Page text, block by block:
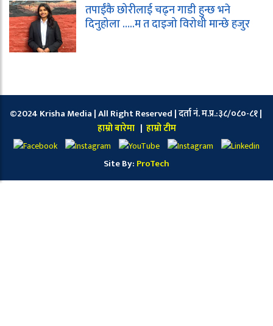
तपाईंकै छोरीलाई चढ्न गाडी हुन्छ भने
दिनुहोला …..म त दाइजो विरोधी मान्छे हजुर
©2024 Krisha Media | All Right Reserved | दर्ता नं. म.प्र.:३८/०८०-८१ |
हाम्रो बारेमा | हाम्रो टीम
Site By: ProTech